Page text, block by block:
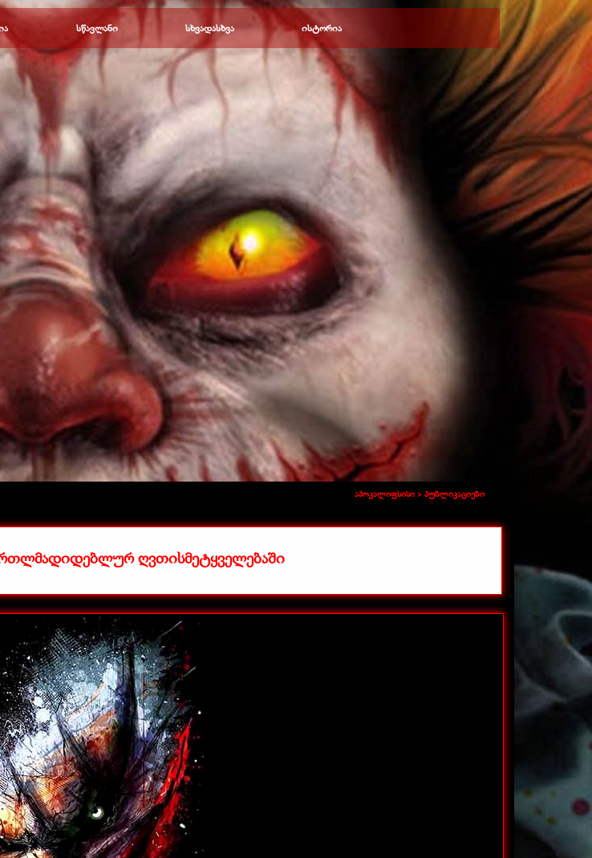
Пропустить меню
▼
სწავლანი ▼
სხვადასხვა ▼
ისტორია
აპოკალიფსისი > პუბლიკაციები
ღვთისმეტყველებაში